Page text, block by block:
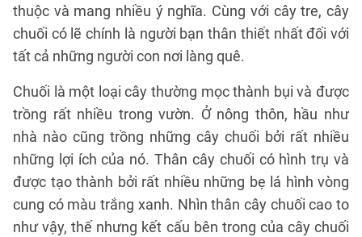
thuộc và mang nhiều ý nghĩa. Cùng với cây tre, cây
chuối có lẽ chính là người bạn thân thiết nhất đối với
tất cả những người con nơi làng quê.
Chuối là một loại cây thường mọc thành bụi và được
trồng rất nhiều trong vườn. Ở nông thôn, hầu như
nhà nào cũng trồng những cây chuối bởi rất nhiều
những lợi ích của nó. Thân cây chuối có hình trụ và
được tạo thành bởi rất nhiều những bẹ lá hình vòng
cung có màu trắng xanh. Nhìn thân cây chuối cao to
như vậy, thế nhưng kết cấu bên trong của cây chuối